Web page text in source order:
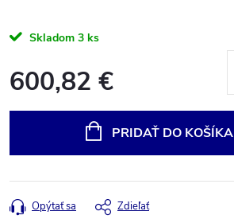
Skladom 3 ks
600,82 €
PRIDAŤ DO KOŠÍKA
Opýtať sa Zdieľať